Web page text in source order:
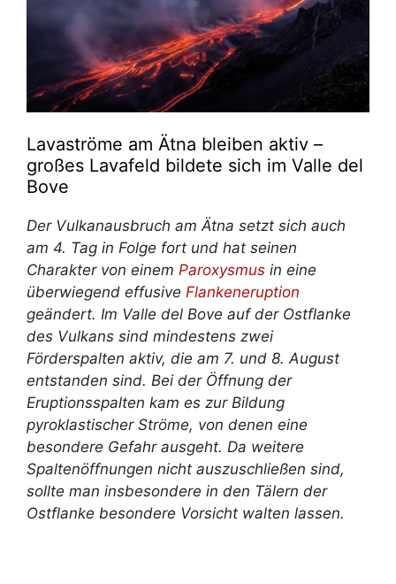
Lavaströme am Ätna bleiben aktiv –
großes Lavafeld bildete sich im Valle del
Bove
Der Vulkanausbruch am Ätna setzt sich auch
am 4. Tag in Folge fort und hat seinen
Charakter von einem Paroxysmus in eine
überwiegend effusive Flankeneruption
geändert. Im Valle del Bove auf der Ostflanke
des Vulkans sind mindestens zwei
Förderspalten aktiv, die am 7. und 8. August
entstanden sind. Bei der Öffnung der
Eruptionsspalten kam es zur Bildung
pyroklastischer Ströme, von denen eine
besondere Gefahr ausgeht. Da weitere
Spaltenöffnungen nicht auszuschließen sind,
sollte man insbesondere in den Tälern der
Ostflanke besondere Vorsicht walten lassen.